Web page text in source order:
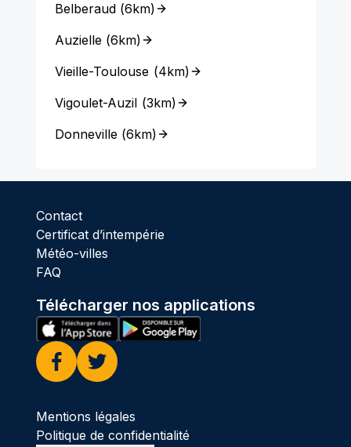
Belberaud(6km)
Auzielle(6km)
Vieille-Toulouse (4km)
Vigoulet-Auzil (3km)
Donneville(6km)
Contact
Certificat d’intempérie
Météo-villes
FAQ
Télécharger nos applications
Facebook
Twitter
Mentions légales
Politique de confidentialité